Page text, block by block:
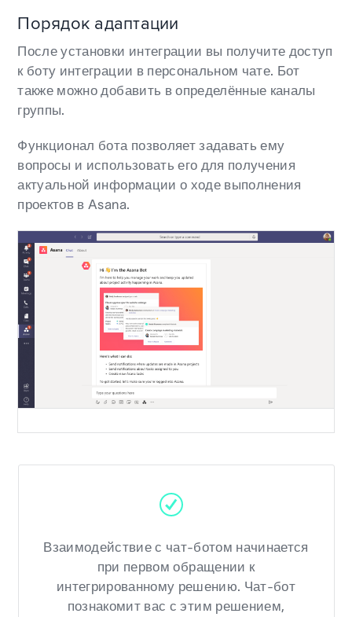
Порядок адаптации
После установки интеграции вы получите доступ
к боту интеграции в персональном чате. Бот
также можно добавить в определённые каналы
группы.
Функционал бота позволяет задавать ему
вопросы и использовать его для получения
актуальной информации о ходе выполнения
проектов в Asana.
Взаимодействие с чат-ботом начинается
при первом обращении к
интегрированному решению. Чат-бот
познакомит вас с этим решением,